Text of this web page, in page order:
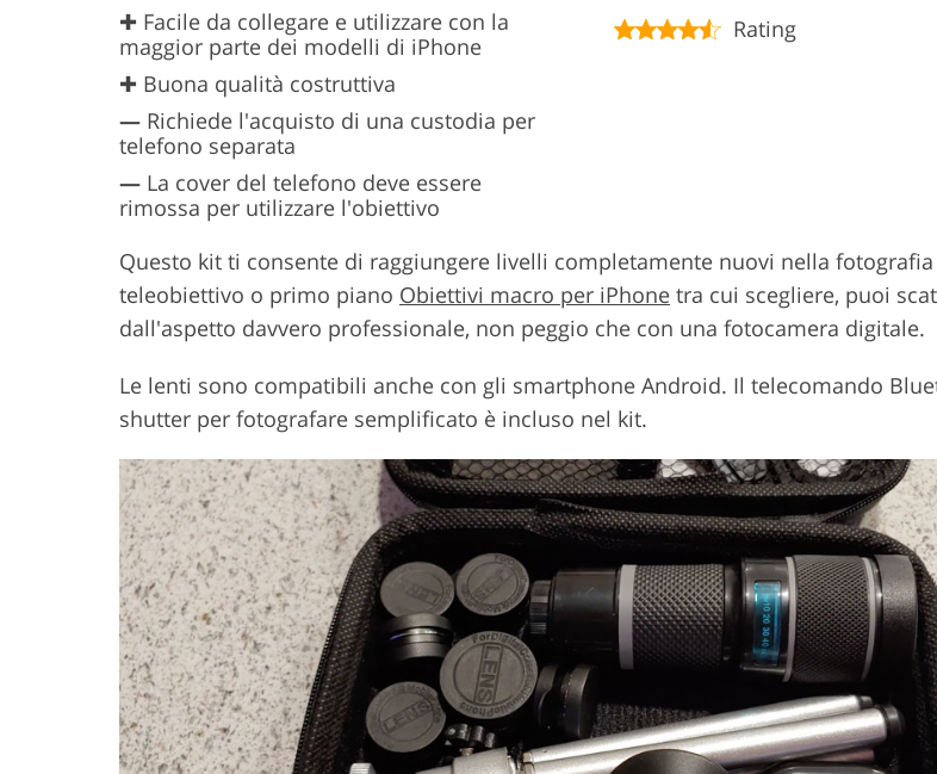
✚ Facile da collegare e utilizzare con la
maggior parte dei modelli di iPhone
✚ Buona qualità costruttiva
— Richiede l'acquisto di una custodia per
telefono separata
— La cover del telefono deve essere
rimossa per utilizzare l'obiettivo
Rating
Questo kit ti consente di raggiungere livelli completamente nuovi nella
teleobiettivo o primo piano Obiettivi macro per iPhone tra cui scegliere, puoi
dall'aspetto davvero professionale, non peggio che con una fotocamera digitale.
Le lenti sono compatibili anche con gli smartphone Android. Il telecomando
shutter per fotografare semplificato è incluso nel kit.